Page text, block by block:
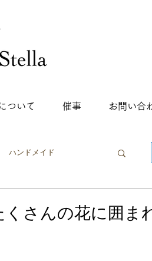
ついて 催事 お問い合
ハンドメイド
さんの花に囲ま